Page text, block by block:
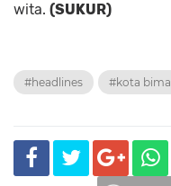
wita. (SUKUR)
#headlines #kota bima